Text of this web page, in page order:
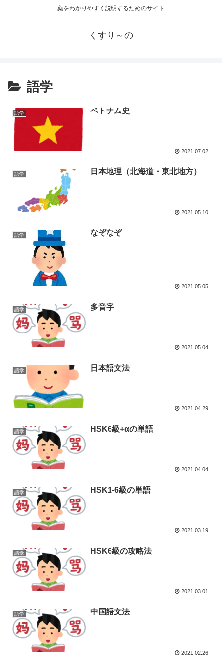
薬をわかりやすく説明するためのサイト
くすり～の
語学
語学 ベトナム史
2021.07.02
語学 日本地理（北海道・東北地方）
2021.05.10
語学 なぞなぞ
2021.05.05
語学 多音字
2021.05.04
語学 日本語文法
2021.04.29
語学 HSK6級+αの単語
2021.04.04
語学 HSK1-6級の単語
2021.03.19
語学 HSK6級の攻略法
2021.03.01
語学 中国語文法
2021.02.26